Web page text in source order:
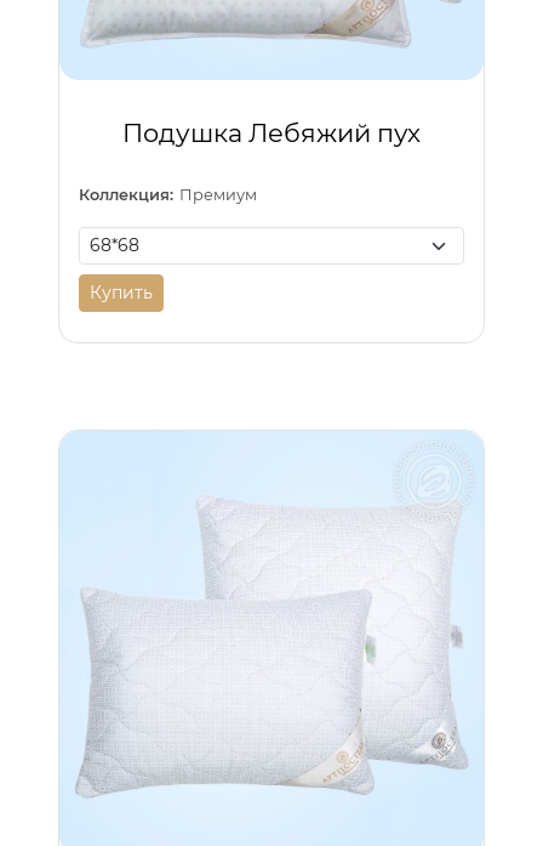
Подушка Лебяжий пух
Коллекция: Премиум
Купить